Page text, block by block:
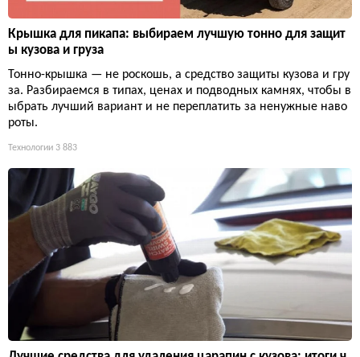
Крышка для пикапа: выбираем лучшую тонно для защит
ы кузова и груза
Тонно-крышка — не роскошь, а средство защиты кузова и гру
за. Разбираемся в типах, ценах и подводных камнях, чтобы в
ыбрать лучший вариант и не переплатить за ненужные наво
роты.
Технологии 3 883